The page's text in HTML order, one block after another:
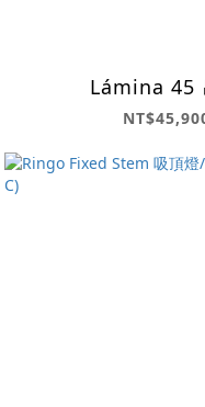
Lámina 45